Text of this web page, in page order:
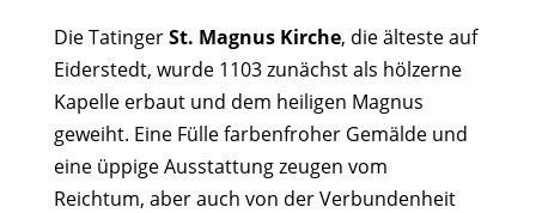
Die TatingerSt. Magnus Kirche, die älteste auf
Eiderstedt, wurde 1103 zunächst als hölzerne
Kapelle erbaut und dem heiligen Magnus
geweiht. Eine Fülle farbenfroher Gemälde und
eine üppige Ausstattung zeugen vom
Reichtum, aber auch von der Verbundenheit